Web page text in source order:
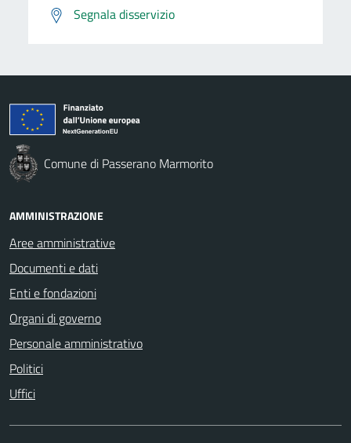
Segnala disservizio
Comune di Passerano Marmorito
AMMINISTRAZIONE
Aree amministrative
Documenti e dati
Enti e fondazioni
Organi di governo
Personale amministrativo
Politici
Uffici